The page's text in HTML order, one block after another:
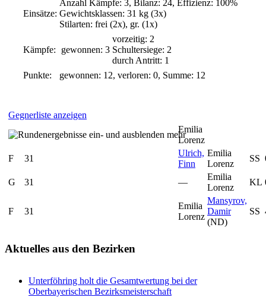
Einsätze:
Anzahl Kämpfe: 3, Bilanz: 24, Effizienz: 100%
Gewichtsklassen: 31 kg (3x)
Stilarten: frei (2x), gr. (1x)
Kämpfe: gewonnen: 3
vorzeitig: 2
Schultersiege: 2
durch Antritt: 1
Punkte:
gewonnen: 12, verloren: 0, Summe: 12
Gegnerliste anzeigen
mehr
Emilia
Lorenz
F
31
Ulrich,
Finn
Emilia
Lorenz
SS
G 31 —
Emilia
Lorenz
KL
F 31
Emilia
Lorenz
Mansyrov,
Damir
(ND)
SS
Aktuelles aus den Bezirken
Unterföhring holt die Gesamtwertung bei der
Oberbayerischen Bezirksmeisterschaft